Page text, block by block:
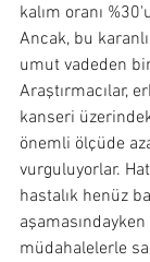
kalım oranı
Ancak, bu
umut vadeden
Araştırmacılar,
kanseri
önemli ölçüde
vurguluyorlar.
hastalık henüz
müdahalelerle